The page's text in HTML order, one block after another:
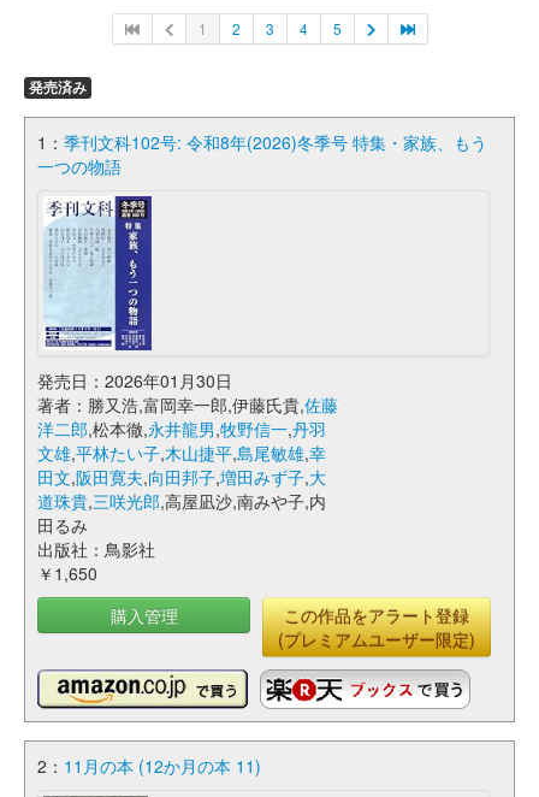
1 2 3 4 5
発売済み
1： 季刊文科102号: 令和8年(2026)冬季号 特集・家族、もう
一つの物語
発売日：2026年01月30日
著者：勝又浩,富岡幸一郎,伊藤氏貴,佐藤
洋二郎,松本徹,永井龍男,牧野信一,丹羽
文雄,平林たい子,木山捷平,島尾敏雄,幸
田文,阪田寛夫,向田邦子,増田みず子,大
道珠貴,三咲光郎,高屋凪沙,南みや子,内
田るみ
出版社：鳥影社
￥1,650
購入管理
この作品をアラート登録
(プレミアムユーザー限定)
2： 11月の本 (12か月の本 11)